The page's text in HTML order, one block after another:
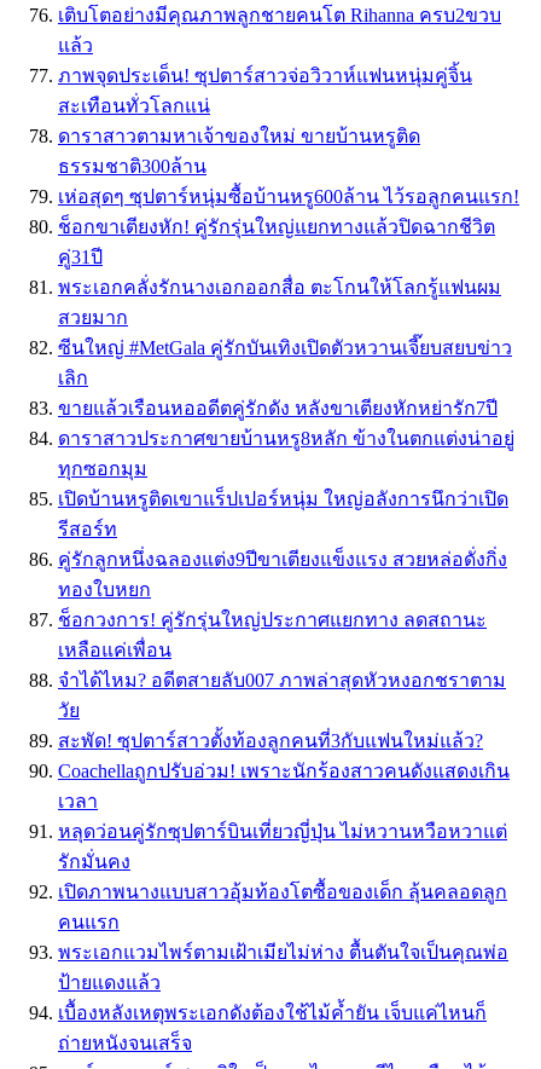
เติบโตอย่างมีคุณภาพลูกชายคนโต Rihanna ครบ2ขวบ
แล้ว
ภาพจุดประเด็น! ซุปตาร์สาวจ่อวิวาห์แฟนหนุ่มคู่จิ้น
สะเทือนทั่วโลกแน่
ดาราสาวตามหาเจ้าของใหม่ ขายบ้านหรูติด
ธรรมชาติ300ล้าน
เห่อสุดๆ ซุปตาร์หนุ่มซื้อบ้านหรู600ล้าน ไว้รอลูกคนแรก!
ช็อกขาเตียงหัก! คู่รักรุ่นใหญ่แยกทางแล้วปิดฉากชีวิต
คู่31ปี
พระเอกคลั่งรักนางเอกออกสื่อ ตะโกนให้โลกรู้แฟนผม
สวยมาก
ซีนใหญ่ #MetGala คู่รักบันเทิงเปิดตัวหวานเจี๊ยบสยบข่าว
เลิก
ขายแล้วเรือนหออดีตคู่รักดัง หลังขาเตียงหักหย่ารัก7ปี
ดาราสาวประกาศขายบ้านหรู8หลัก ข้างในตกแต่งน่าอยู่
ทุกซอกมุม
เปิดบ้านหรูติดเขาแร็ปเปอร์หนุ่ม ใหญ่อลังการนึกว่าเปิด
รีสอร์ท
คู่รักลูกหนึ่งฉลองแต่ง9ปีขาเตียงแข็งแรง สวยหล่อดั่งกิ่ง
ทองใบหยก
ช็อกวงการ! คู่รักรุ่นใหญ่ประกาศแยกทาง ลดสถานะ
เหลือแค่เพื่อน
จำได้ไหม? อดีตสายลับ007 ภาพล่าสุดหัวหงอกชราตาม
วัย
สะพัด! ซุปตาร์สาวตั้งท้องลูกคนที่3กับแฟนใหม่แล้ว?
Coachellaถูกปรับอ่วม! เพราะนักร้องสาวคนดังแสดงเกิน
เวลา
หลุดว่อนคู่รักซุปตาร์บินเที่ยวญี่ปุ่น ไม่หวานหวือหวาแต่
รักมั่นคง
เปิดภาพนางแบบสาวอุ้มท้องโตซื้อของเด็ก ลุ้นคลอดลูก
คนแรก
พระเอกแวมไพร์ตามเฝ้าเมียไม่ห่าง ตื้นตันใจเป็นคุณพ่อ
ป้ายแดงแล้ว
เบื้องหลังเหตุพระเอกดังต้องใช้ไม้ค้ำยัน เจ็บแค่ไหนก็
ถ่ายหนังจนเสร็จ